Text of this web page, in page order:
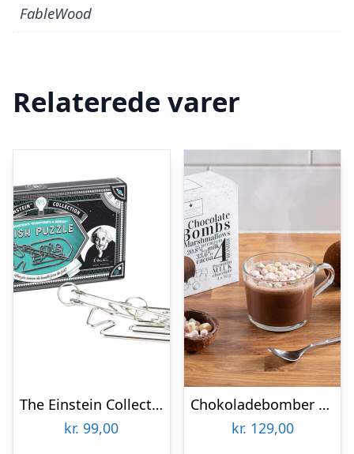
FableWood
Relaterede varer
The Einstein Collection – Fish Puzzle
kr. 99,00
Chokoladebomber til Varm Chokolade 4-pak
kr. 129,00